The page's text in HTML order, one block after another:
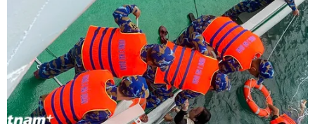
Mưa lớn gây ngập lụt tại phường Phan Đình Phùng, tỉnh Thái
Nguyên. (Ảnh: Quân Trang/TTXVN)
Thủ tướng Chính phủ Phạm Minh Chính vừa ký
Quyết định số 2221/QĐ-TTg ngày 8/10/2025 hỗ
trợ khẩn cấp kinh phí cho các tỉnh Thái Nguyên,
Cao Bằng, Lạng Sơn và Bắc Ninh khắc phục hậu